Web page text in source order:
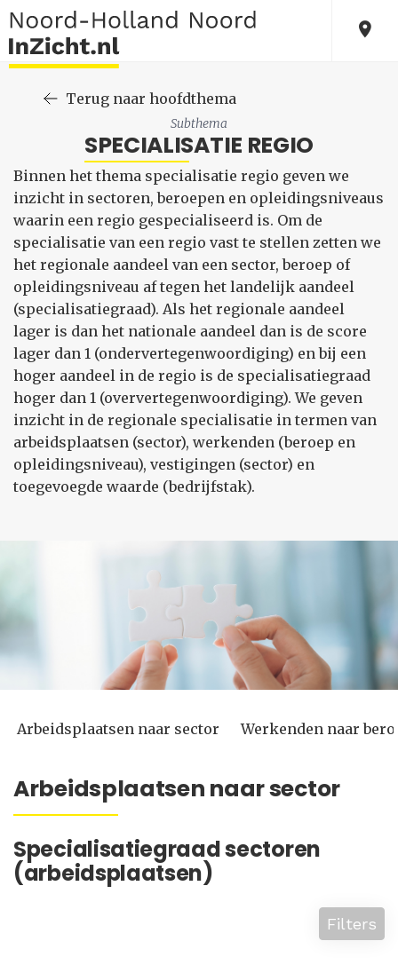
Terug naar hoofdthema
Subthema
SPECIALISATIE REGIO
Binnen het thema specialisatie regio geven we
inzicht in sectoren, beroepen en opleidingsniveaus
waarin een regio gespecialiseerd is. Om de
specialisatie van een regio vast te stellen zetten we
het regionale aandeel van een sector, beroep of
opleidingsniveau af tegen het landelijk aandeel
(specialisatiegraad). Als het regionale aandeel
lager is dan het nationale aandeel dan is de score
lager dan 1 (ondervertegenwoordiging) en bij een
hoger aandeel in de regio is de specialisatiegraad
hoger dan 1 (oververtegenwoordiging). We geven
inzicht in de regionale specialisatie in termen van
arbeidsplaatsen (sector), werkenden (beroep en
opleidingsniveau), vestigingen (sector) en
toegevoegde waarde (bedrijfstak).
Arbeidsplaatsen naar sector Werkenden naar
Arbeidsplaatsen naar sector
Specialisatiegraad sectoren
(arbeidsplaatsen)
Filters